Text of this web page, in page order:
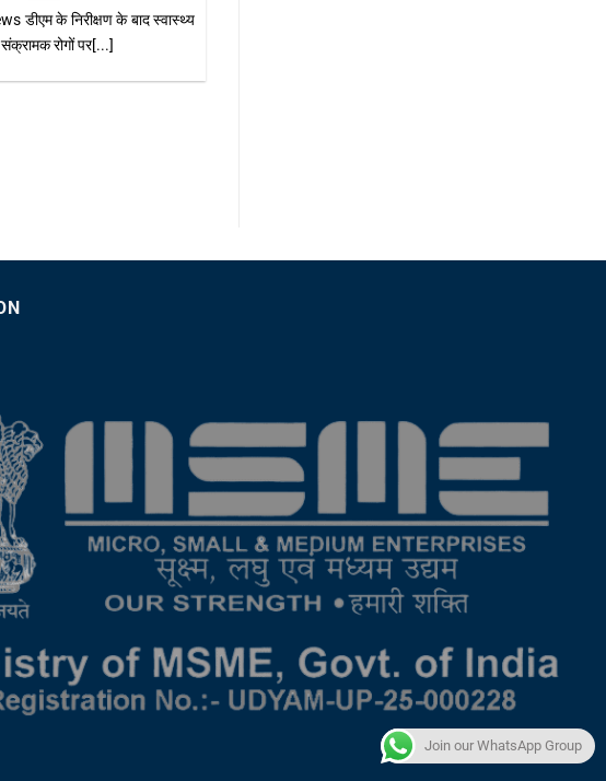
news हादसों को खुला न्योता दे रहे
के खंभे, नगर पंचायत अध्यक्ष जोया[...]
Join our WhatsApp Group